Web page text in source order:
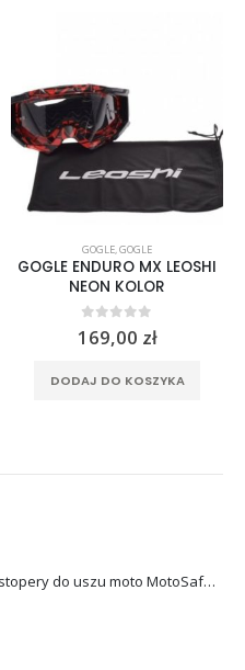
GOGLE,GOGLE
GOGLE ENDURO MX LEOSHI
NEON KOLOR
0 out of 5
169,00 zł
DODAJ DO KOSZYKA
ALPINE zatyczki/stopery do uszu moto MotoSafe Pro